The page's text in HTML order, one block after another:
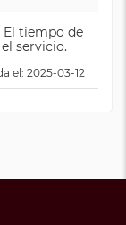
El tiempo de
servicio.
el: 2025-03-12